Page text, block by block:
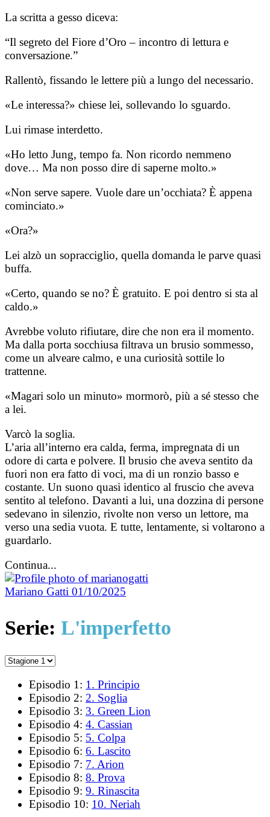
La scritta a gesso diceva:
“Il segreto del Fiore d’Oro – incontro di lettura e
conversazione.”
Rallentò, fissando le lettere più a lungo del necessario.
«Le interessa?» chiese lei, sollevando lo sguardo.
Lui rimase interdetto.
«Ho letto Jung, tempo fa. Non ricordo nemmeno
dove… Ma non posso dire di saperne molto.»
«Non serve sapere. Vuole dare un’occhiata? È appena
cominciato.»
«Ora?»
Lei alzò un sopracciglio, quella domanda le parve quasi
buffa.
«Certo, quando se no? È gratuito. E poi dentro si sta al
caldo.»
Avrebbe voluto rifiutare, dire che non era il momento.
Ma dalla porta socchiusa filtrava un brusio sommesso,
come un alveare calmo, e una curiosità sottile lo
trattenne.
«Magari solo un minuto» mormorò, più a sé stesso che
a lei.
Varcò la soglia.
L’aria all’interno era calda, ferma, impregnata di un
odore di carta e polvere. Il brusio che aveva sentito da
fuori non era fatto di voci, ma di un ronzio basso e
costante. Un suono quasi identico al fruscio che aveva
sentito al telefono. Davanti a lui, una dozzina di persone
sedevano in silenzio, rivolte non verso un lettore, ma
verso una sedia vuota. E tutte, lentamente, si voltarono a
guardarlo.
Continua...
Mariano Gatti 01/10/2025
Serie: L'imperfetto
Episodio 1: 1. Principio
Episodio 2: 2. Soglia
Episodio 3: 3. Green Lion
Episodio 4: 4. Cassian
Episodio 5: 5. Colpa
Episodio 6: 6. Lascito
Episodio 7: 7. Arion
Episodio 8: 8. Prova
Episodio 9: 9. Rinascita
Episodio 10: 10. Neriah